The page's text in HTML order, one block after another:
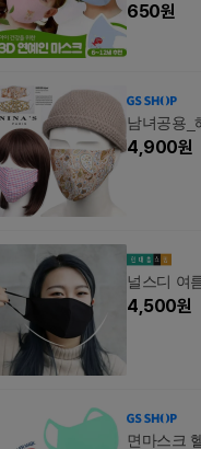
650원
남녀공용_
4,900원
널스디 여
4,500원
면마스크